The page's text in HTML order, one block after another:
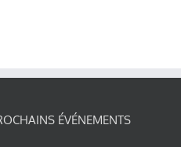
ÉVÉNEMENTS